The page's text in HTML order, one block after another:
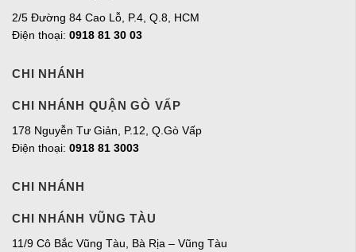
2/5 Đường 84 Cao Lỗ, P.4, Q.8, HCM
Điện thoại: 0918 81 30 03
CHI NHÁNH
CHI NHÁNH QUẬN GÒ VẤP
178 Nguyễn Tư Giản, P.12, Q.Gò Vấp
Điện thoại: 0918 81 3003
CHI NHÁNH
CHI NHÁNH VŨNG TÀU
11/9 Cô Bắc Vũng Tàu, Bà Rịa – Vũng Tàu